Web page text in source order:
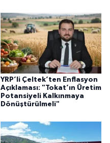
YRP’li Çeltek’ten Enflasyon
Açıklaması: "Tokat’ın Üretim
Potansiyeli Kalkınmaya
Dönüştürülmeli"